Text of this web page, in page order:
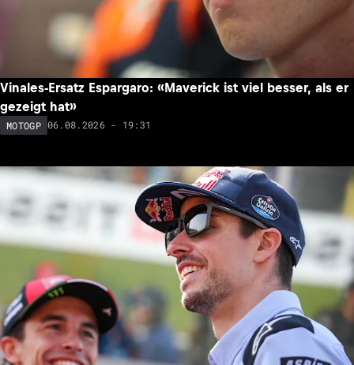
Vinales-Ersatz Espargaro: «Maverick ist viel besser, als er
gezeigt hat»
MOTOGP 06.08.2026 - 19:31